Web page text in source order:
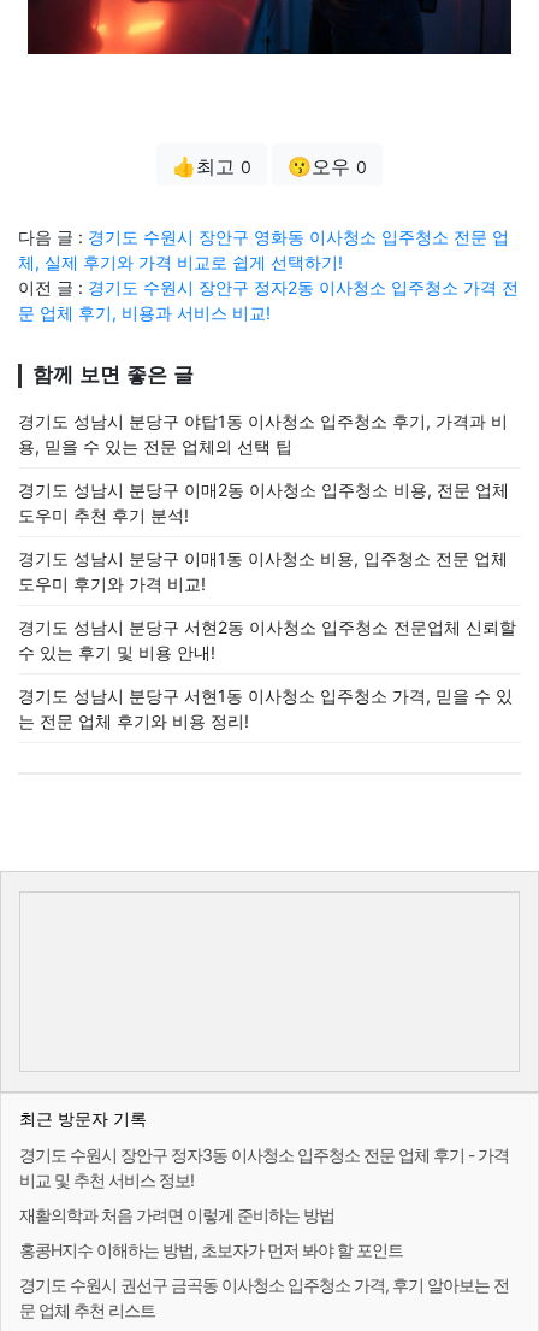
👍최고 0 😗오우 0
다음 글 : 경기도 수원시 장안구 영화동 이사청소 입주청소 전문 업
체, 실제 후기와 가격 비교로 쉽게 선택하기!
이전 글 : 경기도 수원시 장안구 정자2동 이사청소 입주청소 가격 전
문 업체 후기, 비용과 서비스 비교!
함께 보면 좋은 글
경기도 성남시 분당구 야탑1동 이사청소 입주청소 후기, 가격과 비
용, 믿을 수 있는 전문 업체의 선택 팁
경기도 성남시 분당구 이매2동 이사청소 입주청소 비용, 전문 업체
도우미 추천 후기 분석!
경기도 성남시 분당구 이매1동 이사청소 비용, 입주청소 전문 업체
도우미 후기와 가격 비교!
경기도 성남시 분당구 서현2동 이사청소 입주청소 전문업체 신뢰할
수 있는 후기 및 비용 안내!
경기도 성남시 분당구 서현1동 이사청소 입주청소 가격, 믿을 수 있
는 전문 업체 후기와 비용 정리!
최근 방문자 기록
경기도 수원시 장안구 정자3동 이사청소 입주청소 전문 업체 후기 - 가격
비교 및 추천 서비스 정보!
재활의학과 처음 가려면 이렇게 준비하는 방법
홍콩H지수 이해하는 방법, 초보자가 먼저 봐야 할 포인트
경기도 수원시 권선구 금곡동 이사청소 입주청소 가격, 후기 알아보는 전
문 업체 추천 리스트